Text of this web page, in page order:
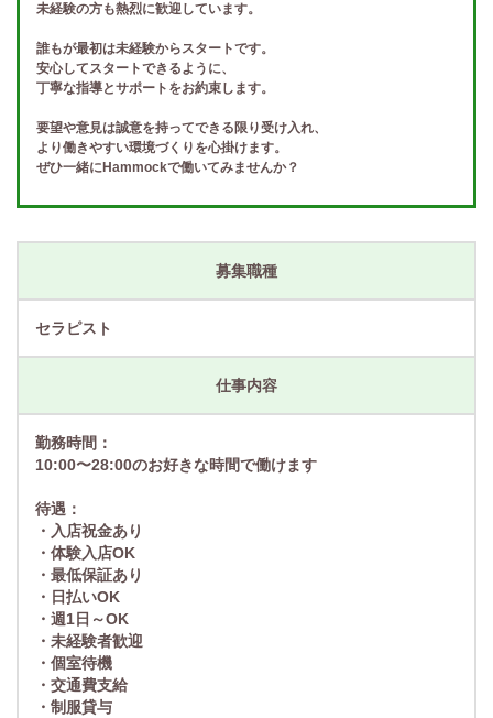
未経験の方も熱烈に歓迎しています。
誰もが最初は未経験からスタートです。
安心してスタートできるように、
丁寧な指導とサポートをお約束します。
要望や意見は誠意を持ってできる限り受け入れ、
より働きやすい環境づくりを心掛けます。
ぜひ一緒にHammockで働いてみませんか？
募集職種
セラピスト
仕事内容
勤務時間：
10:00〜28:00のお好きな時間で働けます
待遇：
・入店祝金あり
・体験入店OK
・最低保証あり
・日払いOK
・週1日～OK
・未経験者歓迎
・個室待機
・交通費支給
・制服貸与